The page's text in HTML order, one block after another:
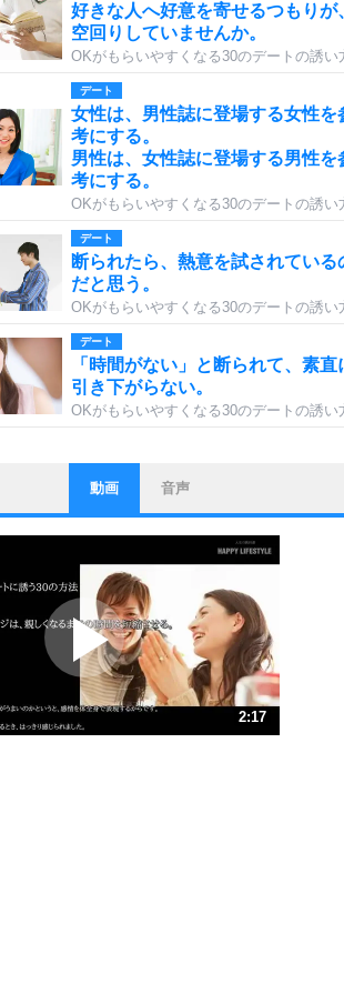
好きな人へ好意を寄せるつもりが
空回りしていませんか。
OKがもらいやすくなる30のデートの誘い
デート
女性は、男性誌に登場する女性を
考にする。
男性は、女性誌に登場する男性を
考にする。
OKがもらいやすくなる30のデートの誘い
デート
断られたら、熱意を試されている
だと思う。
OKがもらいやすくなる30のデートの誘い
デート
「時間がない」と断られて、素直
引き下がらない。
OKがもらいやすくなる30のデートの誘い
ストレス対策
他人と比べない。
いっそのこと、他人を見ない。
いらいらしない人になる30の方法
プラス思考
ポジティブになれない原因は、行
しないから。
ポジティブ思考になる30の方法
ストレス対策
人生、なんとかなるもの。
動画 音声
2:17